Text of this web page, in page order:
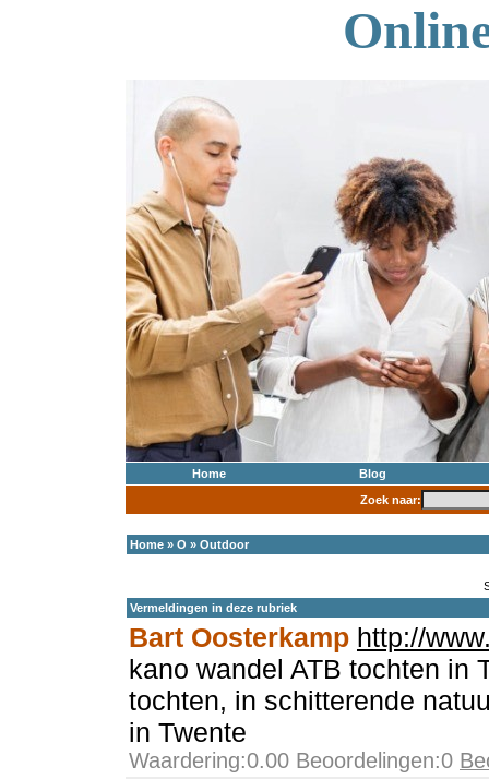
Home
Blog
Zoek naar:
Home » O » Outdoor
Vermeldingen in deze rubriek
Bart Oosterkamp http://
kano wandel ATB tochten in
tochten, in schitterende
in Twente
Waardering:0.00 Beoordelingen:0